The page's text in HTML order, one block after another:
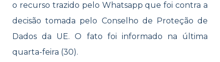
o recurso trazido pelo Whatsapp que foi contra a
decisão tomada pelo Conselho de Proteção de
Dados da UE. O fato foi informado na última
quarta-feira (30).